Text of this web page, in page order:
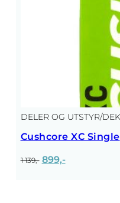
DELER OG UTSTYR/
Cushcore XC Single
1 139,- Opprinnelig
pris
899,-Nåværende
pris